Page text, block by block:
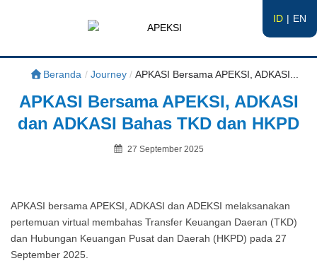
ID EN
APEKSI
#APEKSInergi
Beranda / Journey / APKASI Bersama APEKSI, ADKASI...
APKASI Bersama APEKSI, ADKASI
dan ADKASI Bahas TKD dan HKPD
Posted
27 September 2025
APKASI bersama APEKSI, ADKASI dan ADEKSI melaksanakan
pertemuan virtual membahas Transfer Keuangan Daeran (TKD)
dan Hubungan Keuangan Pusat dan Daerah (HKPD) pada 27
September 2025.